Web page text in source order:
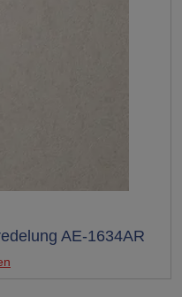
AE-1634AR